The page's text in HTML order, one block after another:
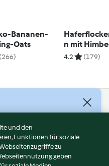
Bananen-
Oats
(266)
n mit
Kokos
4.2 (179)
und den
Funktionen für soziale
zu
geben